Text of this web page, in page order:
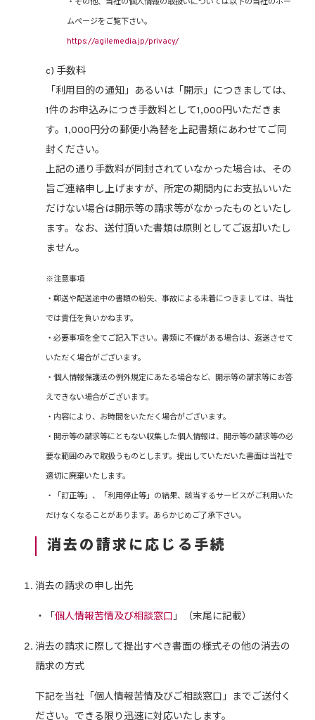
・その他、当社の個人情報の取扱いについては以下の当社のホー
ムページをご覧下さい。
https://agilemedia.jp/privacy/
c) 手数料
「利用目的の通知」あるいは「開示」につきましては、
1件のお申込みにつき手数料として1,000円いただきま
す。1,000円分の郵便小為替を上記書類にあわせてご同
封ください。
上記の通り手数料が同封されていなかった場合は、その
旨ご連絡申し上げますが、所定の期間内にお支払いいた
だけない場合は開示等の請求等がなかったものといたし
ます。なお、送付頂いた書類は原則としてご返却いたし
ません。
※注意事項
・郵送や配送途中の書類の紛失、事故による未着につきましては、当社
では責任を負いかねます。
・必要事項を全てご記入下さい。書類に不備がある場合は、返送させて
いただく場合がございます。
・個人情報保護法の例外規定にあたる場合など、開示等の請求等にお答
えできない場合がございます。
・内容により、お時間をいただく場合がございます。
・開示等の請求等にともない収集した個人情報は、開示等の請求等の必
要な範囲のみで取扱うものとします。提出していただいた書面は当社で
適切に廃棄いたします。
・「訂正等」、「利用停止等」の結果、該当するサービスがご利用いた
だけなくなることがあります。あらかじめご了承下さい。
消去の請求に応じる手続
消去の請求の申し出先
・「 個人情報苦情及び相談窓口」（末尾に記載）
消去の請求に際して提出すべき書面の様式その他の消去の
請求の方式
下記を当社「個人情報苦情及びご相談窓口」までご送付く
ださい。できる限り迅速に対応いたします。